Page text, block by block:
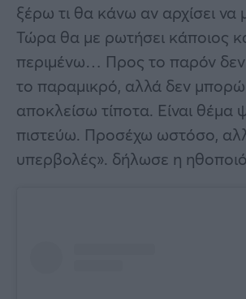
ξέρω τι θα κάνω αν αρχίσει να
Τώρα θα με ρωτήσει κάποιος
περιμένω… Προς το παρόν
το παραμικρό, αλλά δεν μπορώ
αποκλείσω τίποτα. Είναι θέμα
πιστεύω. Προσέχω ωστόσο,
υπερβολές». δήλωσε η